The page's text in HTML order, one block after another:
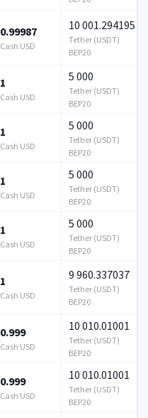
0.99987
Cash USD
10 001.294195
Tether (USDT)
BEP20
1
Cash USD
5 000
Tether (USDT)
BEP20
1
Cash USD
5 000
Tether (USDT)
BEP20
1
Cash USD
5 000
Tether (USDT)
BEP20
1
Cash USD
5 000
Tether (USDT)
BEP20
1
Cash USD
9 960.337037
Tether (USDT)
BEP20
0.999
Cash USD
10 010.01001
Tether (USDT)
BEP20
0.999
Cash USD
10 010.01001
Tether (USDT)
BEP20